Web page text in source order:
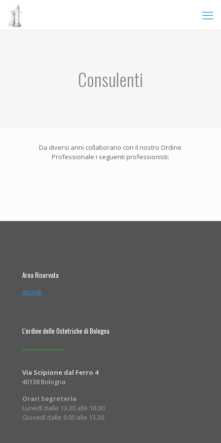
Consulenti
Da diversi anni collaborano con il nostro Ordine
Professionale i seguenti professionisti:
Area Riservata
Accedi
L'ordine delle Ostetriche di Bologna
Via Scipione dal Ferro 4
40138 Bologna
Orari Segreteria
Lunedì dalle 13.30 alle 18.00
Giovedì dalle 9.00 alle 13.30